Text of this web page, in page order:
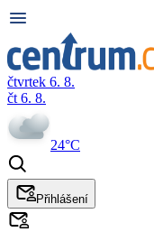
čtvrtek 6. 8.
čt 6. 8.
24°C
Přihlášení